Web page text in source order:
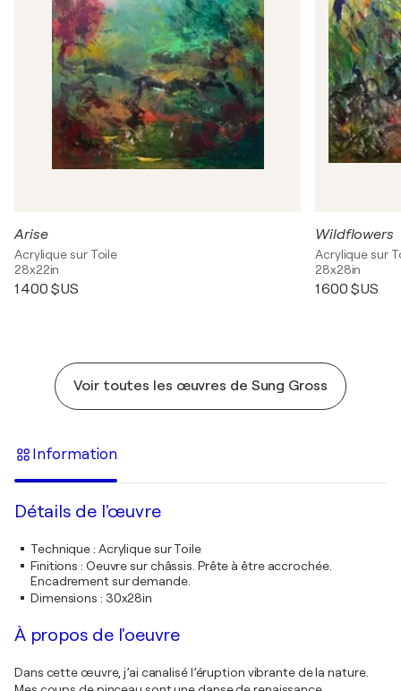
Arise
Acrylique sur Toile
28x22in
1 400 $US
Wildflowers
Acrylique sur
28x28in
1 600 $US
Voir toutes les œuvres de Sung Gross
Information
Détails de l'œuvre
Technique: Acrylique sur Toile
Finitions : Oeuvre sur châssis. Prête à être accrochée.
Encadrement sur demande.
Dimensions : 30x28in
À propos de l'oeuvre
Dans cette œuvre, j’ai canalisé l’éruption vibrante de la nature.